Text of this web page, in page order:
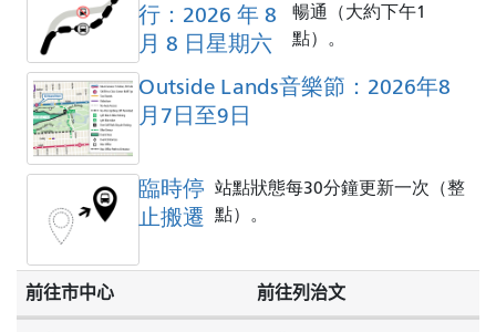
行：2026 年 8
月 8 日星期六
暢通（大約下午1
點）。
Outside Lands音樂節：2026年8
月7日至9日
臨時停
止搬遷
站點狀態每30分鐘更新一次（整
點）。
前往市中心 前往列治文